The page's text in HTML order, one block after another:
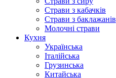
Страви з кабачків
Страви з баклажанів
Молочні страви
Кухня
Українська
Італійська
Грузинська
Китайська